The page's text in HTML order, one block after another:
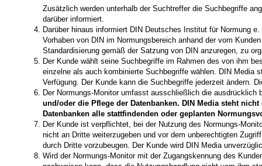
Zusätzlich werden unterhalb der Suchtreffer die Suchbegriffe
darüber informiert.
Darüber hinaus informiert DIN Deutsches Institut für Normung
Vorhaben von DIN im Normungsbereich anhand der vom
Standardisierung gemäß der Satzung von DIN anzuregen, zu
Der Kunde wählt seine Suchbegriffe im Rahmen des von ihm
einzelne als auch kombinierte Suchbegriffe wählen. DIN Media
Verfügung. Der Kunde kann die Suchbegriffe jederzeit ändern.
Der Normungs-Monitor umfasst ausschließlich die
und/oder die Pflege der Datenbanken. DIN Media steht
Datenbanken alle stattfindenden oder geplanten
Der Kunde ist verpflichtet, bei der Nutzung des Normungs-
nicht an Dritte weiterzugeben und vor dem unberechtigten
durch Dritte vorzubeugen. Der Kunde wird DIN Media
Wird der Normungs-Monitor mit der Zugangskennung des